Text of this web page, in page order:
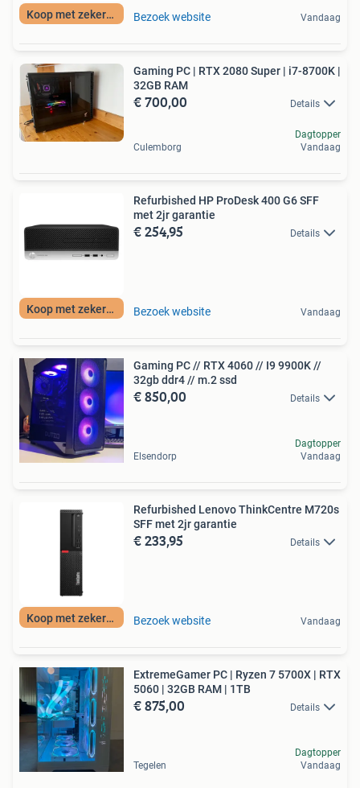
Koop met zekerheid Bezoek website Vandaag
Gaming PC | RTX 2080 Super | i7-8700K |
32GB RAM
€ 700,00 Details
Culemborg
Dagtopper
Vandaag
Koop met zekerheid
Refurbished HP ProDesk 400 G6 SFF
met 2jr garantie
€ 254,95 Details
Bezoek website Vandaag
Gaming PC // RTX 4060 // I9 9900K //
32gb ddr4 // m.2 ssd
€ 850,00 Details
Elsendorp
Dagtopper
Vandaag
Koop met zekerheid
Refurbished Lenovo ThinkCentre M720s
SFF met 2jr garantie
€ 233,95 Details
Bezoek website Vandaag
ExtremeGamer PC | Ryzen 7 5700X | RTX
5060 | 32GB RAM | 1TB
€ 875,00 Details
Tegelen
Dagtopper
Vandaag